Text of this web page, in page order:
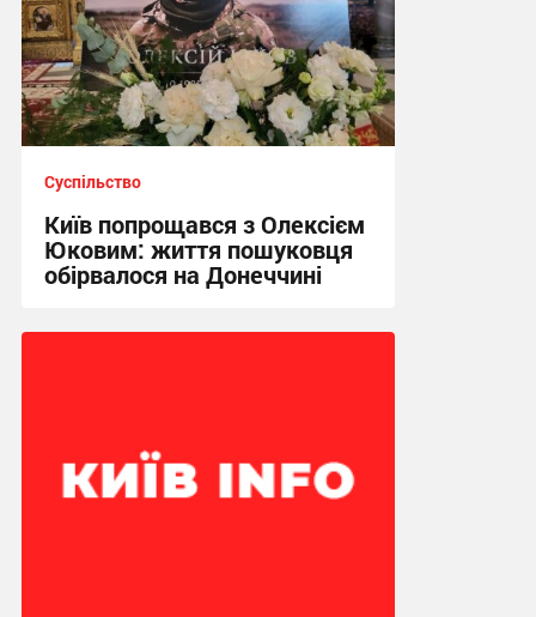
Суспільство
Київ попрощався з Олексієм
Юковим: життя пошуковця
обірвалося на Донеччині